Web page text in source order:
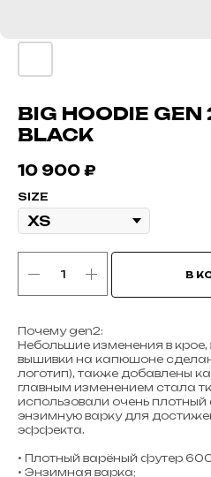
BIG HOODIE GEN
BLACK
10 900 ₽
SIZE
В
Почему gen2:
Небольшие изменения в
вышивки на капюшоне
логотип), также добавлены
главным изменением стала
использовали очень
энзимную варку для
эффекта.
• Плотный варёный футер
• Энзимная варка;